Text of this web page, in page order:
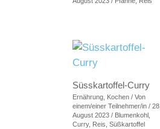
Süsskartoffel-Curry
Ernährung, Kochen/ Von
einem/einer Teilnehmer/in / 28.
August 2023 / Blumenkohl,
Curry, Reis Süßkartoffel